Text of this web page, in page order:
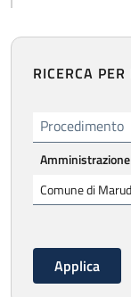
RICERCA
Procedimento
Amministrazione